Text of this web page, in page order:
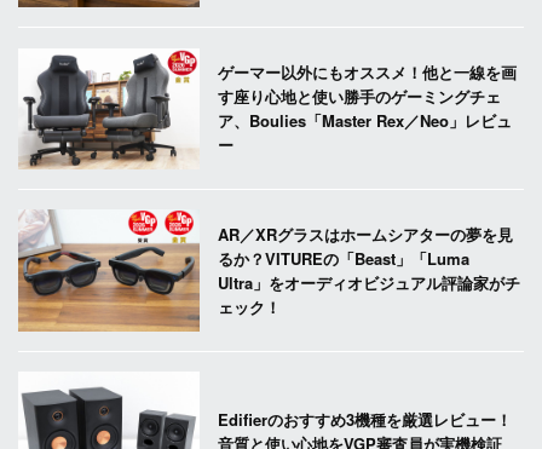
ゲーマー以外にもオススメ！他と一線を画
す座り心地と使い勝手のゲーミングチェ
ア、Boulies「Master Rex／Neo」レビュ
ー
AR／XRグラスはホームシアターの夢を見
るか？VITUREの「Beast」「Luma
Ultra」をオーディオビジュアル評論家がチ
ェック！
Edifierのおすすめ3機種を厳選レビュー！
音質と使い心地をVGP審査員が実機検証